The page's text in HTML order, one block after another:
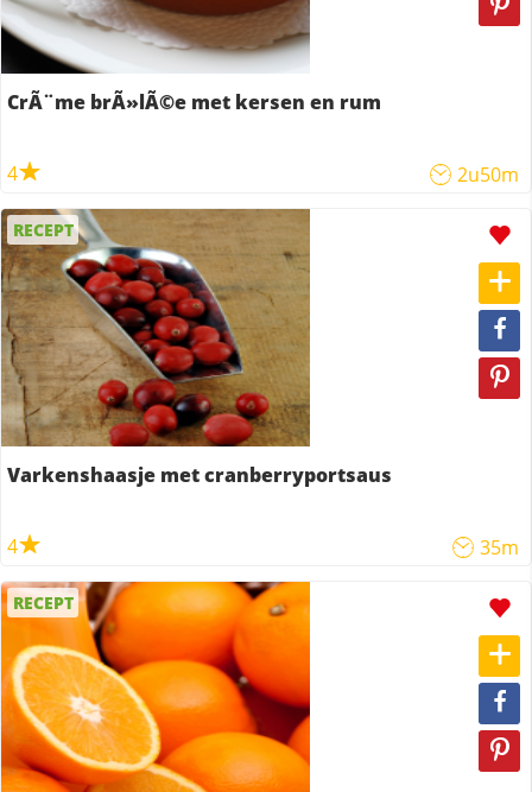
CrÃ¨me brÃ»lÃ©e met kersen en rum
4 2u50m
RECEPT
Varkenshaasje met cranberryportsaus
4 35m
RECEPT